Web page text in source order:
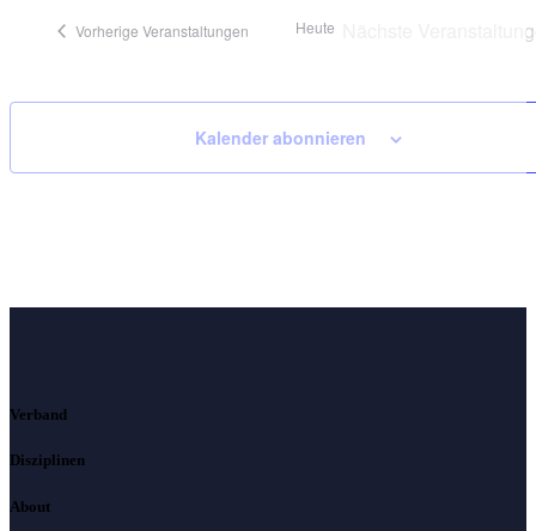
Vorherige Veranstaltungen Heute
Kalender abonnieren
Verband
Disziplinen
About